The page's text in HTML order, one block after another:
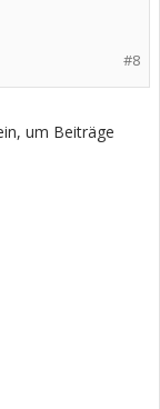
#8
um Beiträge